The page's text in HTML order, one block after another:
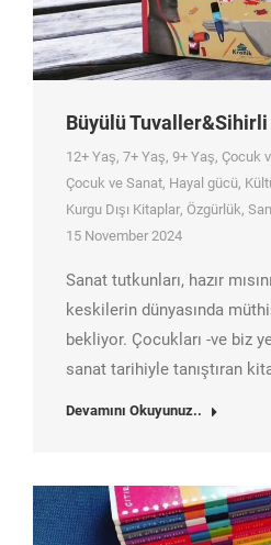
Büyülü
12+ Yaş, 7+ Yaş, 9+ Yaş, Çocuk
Çocuk ve Sanat, Hayal gücü,
Kurgu Dışı Kitaplar, Özgürlük,
15 November 2024
Sanat tutkunları, hazır
keskilerin dünyasında
bekliyor. Çocukları -ve biz
sanat tarihiyle tanıştıran
Devamını Okuyunuz..